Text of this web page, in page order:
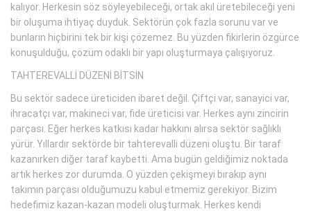
kalıyor. Herkesin söz söyleyebileceği, ortak akıl üretebileceği yeni
bir oluşuma ihtiyaç duyduk. Sektörün çok fazla sorunu var ve
bunların hiçbirini tek bir kişi çözemez. Bu yüzden fikirlerin özgürce
konuşulduğu, çözüm odaklı bir yapı oluşturmaya çalışıyoruz.
TAHTEREVALLİ DÜZENİ BİTSİN
Bu sektör sadece üreticiden ibaret değil. Çiftçi var, sanayici var,
ihracatçı var, makineci var, fide üreticisi var. Herkes aynı zincirin
parçası. Eğer herkes katkısı kadar hakkını alırsa sektör sağlıklı
yürür. Yıllardır sektörde bir tahterevalli düzeni oluştu. Bir taraf
kazanırken diğer taraf kaybetti. Ama bugün geldiğimiz noktada
artık herkes zor durumda. O yüzden çekişmeyi bırakıp aynı
takımın parçası olduğumuzu kabul etmemiz gerekiyor. Bizim
hedefimiz kazan-kazan modeli oluşturmak. Herkes kendi